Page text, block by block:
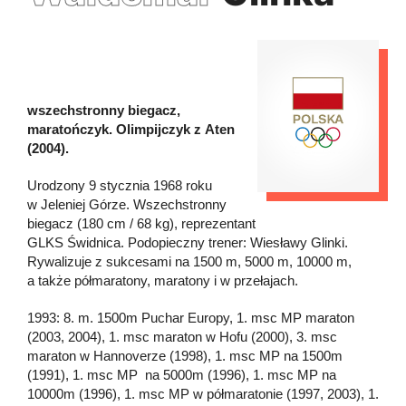
wszechstronny biegacz,
maratończyk. Olimpijczyk z Aten
(2004).
Urodzony 9 stycznia 1968 roku
w Jeleniej Górze. Wszechstronny
biegacz (180 cm / 68 kg), reprezentant
GLKS Świdnica. Podopieczny trener: Wiesławy Glinki.
Rywalizuje z sukcesami na 1500 m, 5000 m, 10000 m,
a także półmaratony, maratony i w przełajach.
1993: 8. m. 1500m Puchar Europy, 1. msc MP maraton
(2003, 2004), 1. msc maraton w Hofu (2000), 3. msc
maraton w Hannoverze (1998), 1. msc MP na 1500m
(1991), 1. msc MP na 5000m (1996), 1. msc MP na
10000m (1996), 1. msc MP w półmaratonie (1997, 2003), 1.